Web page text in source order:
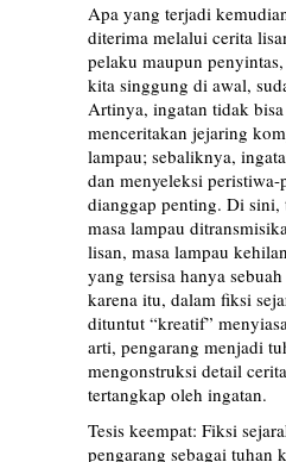
Apa yang terjadi
diterima melalui cerita
pelaku maupun
kita singgung di awal,
Artinya, ingatan tidak
menceritakan jejaring
lampau; sebaliknya,
dan menyeleksi
dianggap penting. Di sini,
masa lampau
lisan, masa lampau
yang tersisa hanya
karena itu, dalam fiksi
dituntut “kreatif”
arti, pengarang menjadi
mengonstruksi detail
tertangkap oleh ingatan.
Tesis keempat: Fiksi
pengarang sebagai tuhan